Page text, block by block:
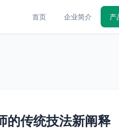
首页 企业简介 产
的传统技法新阐释